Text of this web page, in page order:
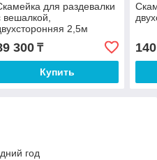
для раздевалки
вешалкой,
2,5м
300₸
Купить
год